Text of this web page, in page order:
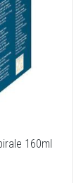
160ml